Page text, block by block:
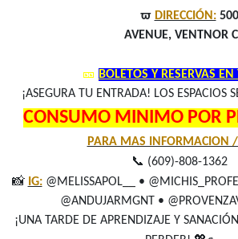
ϖ DIRECCIÓN:
AVENUE, VENTNOR
🎫 BOLETOS Y RESERVAS EN
¡ASEGURA TU ENTRADA! LOS ESPACIOS
CONSUMO MINIMO POR
PARA MAS INFORMACION
📞 (609)-808-1362
📸 IG:@MELISSAPOL__ •
@ANDUJARMGNT •
¡UNA TARDE DE APRENDIZAJE Y